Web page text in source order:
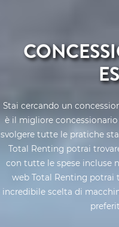
Stai cercando un
è il migliore
svolgere tutte le pratiche
Total Renting potrai
con tutte le spese incluse
web Total Renting potrai
incredibile scelta di